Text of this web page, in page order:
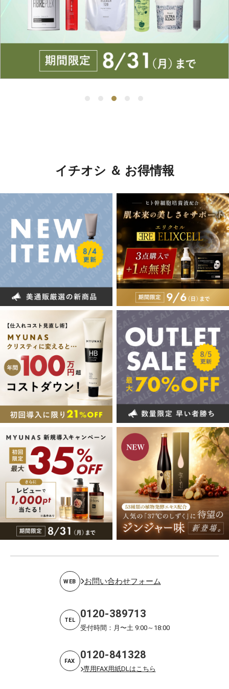
イチオシ ＆ お得情報
WEB お問い合わせフォーム
TEL 0120-389713
受付時間：月〜土 9:00～18:00
FAX 0120-841328
専用FAX用紙DLはこちら